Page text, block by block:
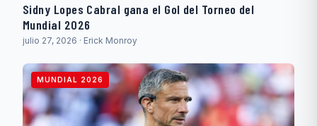
Sidny Lopes Cabral gana el Gol del Torneo del
Mundial 2026
julio 27, 2026 · Erick Monroy
MUNDIAL 2026